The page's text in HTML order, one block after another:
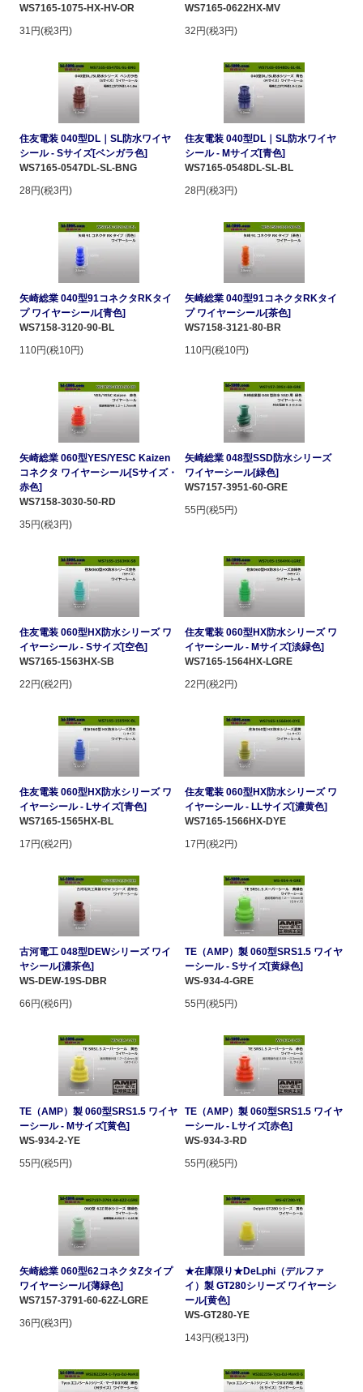
WS7165-1075-HX-HV-OR
31円(税3円)
WS7165-0622HX-MV
32円(税3円)
住友電装 040型DL｜SL防水ワイヤ
シール - Sサイズ[ベンガラ色]
WS7165-0547DL-SL-BNG
28円(税3円)
住友電装 040型DL｜SL防水ワイヤ
シール - Mサイズ[青色]
WS7165-0548DL-SL-BL
28円(税3円)
矢崎総業 040型91コネクタRKタイ
プ ワイヤーシール[青色]
WS7158-3120-90-BL
110円(税10円)
矢崎総業 040型91コネクタRKタイ
プ ワイヤーシール[茶色]
WS7158-3121-80-BR
110円(税10円)
矢崎総業 060型YES/YESC Kaizen
コネクタ ワイヤーシール[Sサイズ・
赤色]
WS7158-3030-50-RD
35円(税3円)
矢崎総業 048型SSD防水シリーズ
ワイヤーシール[緑色]
WS7157-3951-60-GRE
55円(税5円)
住友電装 060型HX防水シリーズ ワ
イヤーシール - Sサイズ[空色]
WS7165-1563HX-SB
22円(税2円)
住友電装 060型HX防水シリーズ ワ
イヤーシール - Mサイズ[淡緑色]
WS7165-1564HX-LGRE
22円(税2円)
住友電装 060型HX防水シリーズ ワ
イヤーシール - Lサイズ[青色]
WS7165-1565HX-BL
17円(税2円)
住友電装 060型HX防水シリーズ ワ
イヤーシール - LLサイズ[濃黄色]
WS7165-1566HX-DYE
17円(税2円)
古河電工 048型DEWシリーズ ワイ
ヤシール[濃茶色]
WS-DEW-19S-DBR
66円(税6円)
TE（AMP）製 060型SRS1.5 ワイヤ
ーシール - Sサイズ[黄緑色]
WS-934-4-GRE
55円(税5円)
TE（AMP）製 060型SRS1.5 ワイヤ
ーシール - Mサイズ[黄色]
WS-934-2-YE
55円(税5円)
TE（AMP）製 060型SRS1.5 ワイヤ
ーシール - Lサイズ[赤色]
WS-934-3-RD
55円(税5円)
矢崎総業 060型62コネクタZタイプ
ワイヤーシール[薄緑色]
WS7157-3791-60-62Z-LGRE
36円(税3円)
★在庫限り★DeLphi（デルファ
イ）製 GT280シリーズ ワイヤーシ
ール[黄色]
WS-GT280-YE
143円(税13円)